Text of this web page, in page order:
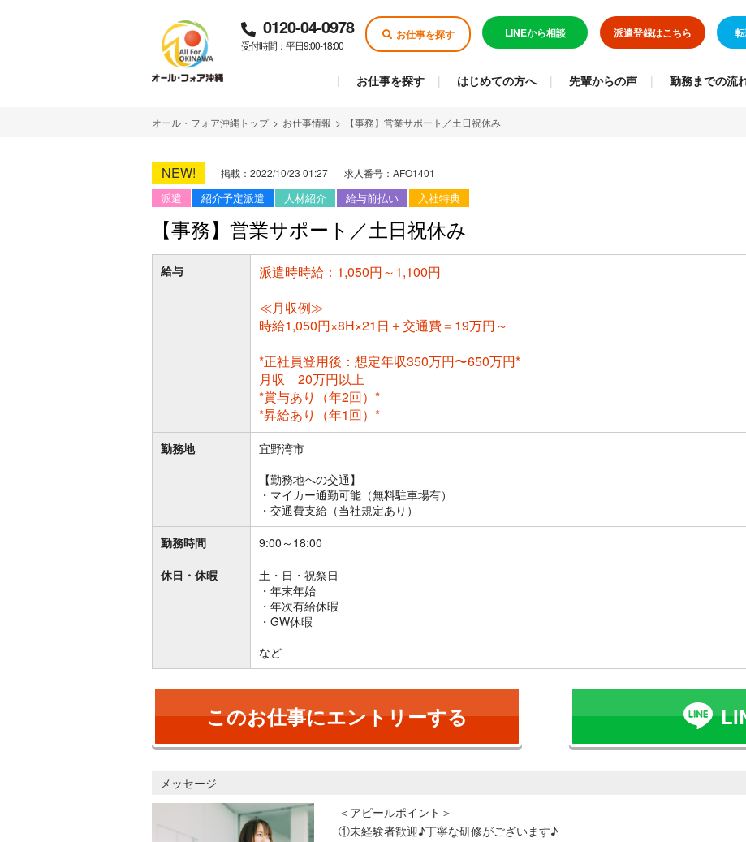
0120-04-0978
受付時間：平日9:00-18:00
お仕事を探す LINEから相談 派遣登録はこちら
お仕事を探す はじめての方へ 先輩からの声 勤務までの流
オール・フォア沖縄トップ > お仕事情報 > 【事務】営業サポート／土日祝休み
NEW! 掲載：2022/10/23 01:27 求人番号：AFO1401
派遣 紹介予定派遣 人材紹介 給与前払い 入社特典
【事務】営業サポート／土日祝休み
給与
派遣時時給：1,050円～1,100円
≪月収例≫
時給1,050円×8H×21日＋交通費＝19万円～
*正社員登用後：想定年収350万円〜650万円*
月収 20万円以上
*賞与あり（年2回）*
*昇給あり（年1回）*
勤務地
宜野湾市
【勤務地への交通】
・マイカー通勤可能（無料駐車場有）
・交通費支給（当社規定あり）
勤務時間
9:00～18:00
休日・休暇
土・日・祝祭日
・年末年始
・年次有給休暇
・GW休暇
など
このお仕事にエントリーする
メッセージ
＜アピールポイント＞
①未経験者歓迎♪丁寧な研修がございます♪